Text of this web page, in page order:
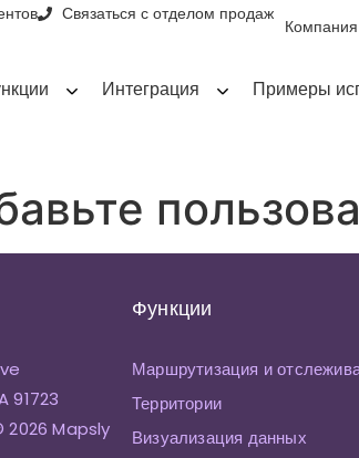
Связаться с отделом продаж
Компания
Интеграция Примеры
91723
2026 Mapsly
Функции
Маршрутизация и
Территории
Визуализация данных